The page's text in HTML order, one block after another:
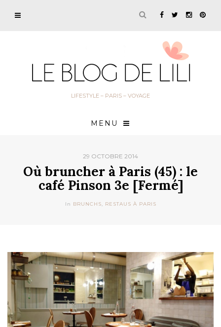
LIFESTYLE – PARIS – VOYAGE
MENU
29 OCTOBRE 2014
Où bruncher à Paris (45) : le
café Pinson 3e [Fermé]
In BRUNCHS, RESTAUS À PARIS